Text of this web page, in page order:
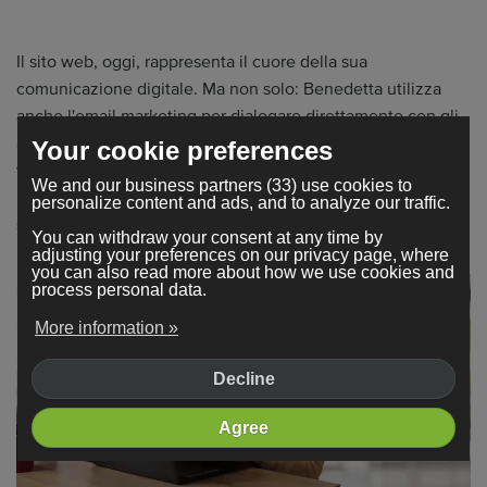
Il sito web, oggi, rappresenta il cuore della sua
comunicazione digitale. Ma non solo: Benedetta utilizza
anche l'email marketing per dialogare direttamente con gli
albergatori, offrendo servizi su misura, pacchetti dedicati e
vantaggi pensati per stabilire relazioni durature. "Il rapporto
umano per me è fondamentale. Ogni cliente è unico e io mi
sento parte del team di ogni hotel che seguo".
Your cookie preferences
We and our business partners (33) use cookies to
personalize content and ads, and to analyze our traffic.
You can withdraw your consent at any time by
adjusting your preferences on our privacy page, where
you can also read more about how we use cookies and
process personal data.
More information »
Decline
Agree